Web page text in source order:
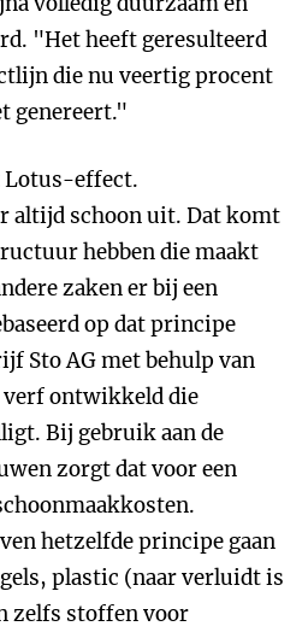
"Het heeft geresulteerd
die nu veertig procent
genereert."
Lotus-effect.
altijd schoon uit. Dat komt
hebben die maakt
zaken er bij een
op dat principe
Sto AG met behulp van
verf ontwikkeld die
Bij gebruik aan de
zorgt dat voor een
hetzelfde principe gaan
plastic (naar verluidt is
zelfs stoffen voor